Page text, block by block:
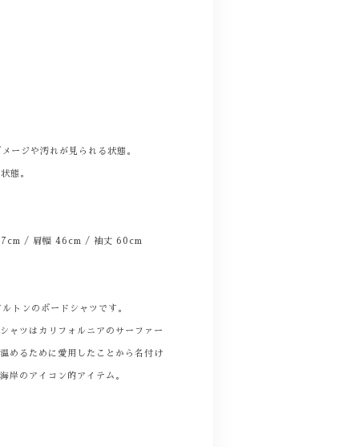
ージや汚れが見られる状態。
態。
/ 肩幅 46cm / 袖丈 60cm
トンのボードシャツです。
ャツはカリフォルニアのサーファー
めるために愛用したことから名付け
岸のアイコン的アイテム。